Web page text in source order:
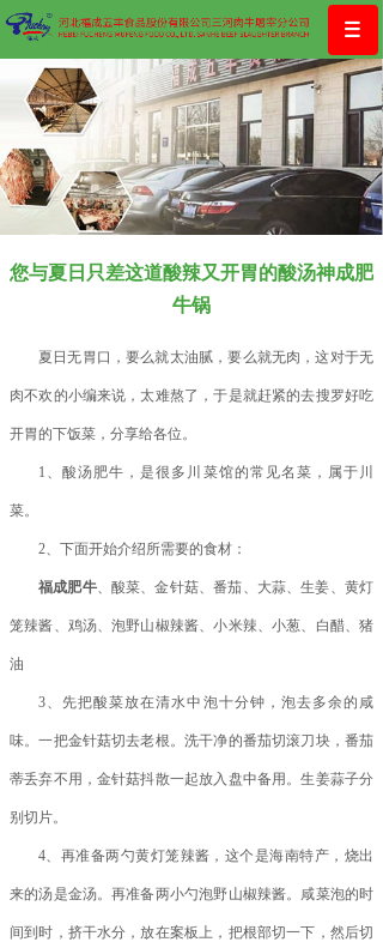
您与夏日只差这道酸辣又开胃的酸汤神成肥
牛锅
夏日无胃口，要么就太油腻，要么就无肉，这对于无
肉不欢的小编来说，太难熬了，于是就赶紧的去搜罗好吃
开胃的下饭菜，分享给各位。
1、酸汤肥牛，是很多川菜馆的常见名菜，属于川
菜。
2、下面开始介绍所需要的食材：
福成肥牛、酸菜、金针菇、番茄、大蒜、生姜、黄灯
笼辣酱、鸡汤、泡野山椒辣酱、小米辣、小葱、白醋、猪
油
3、先把酸菜放在清水中泡十分钟，泡去多余的咸
味。一把金针菇切去老根。洗干净的番茄切滚刀块，番茄
蒂丢弃不用，金针菇抖散一起放入盘中备用。生姜蒜子分
别切片。
4、再准备两勺黄灯笼辣酱，这个是海南特产，烧出
来的汤是金汤。再准备两小勺泡野山椒辣酱。咸菜泡的时
间到时，挤干水分，放在案板上，把根部切一下，然后切